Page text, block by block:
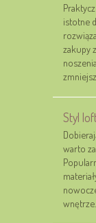
istotne
zakupy
Styl
warto